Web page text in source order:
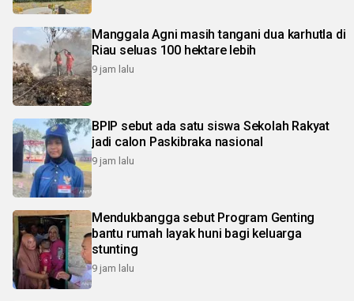
Manggala Agni masih tangani dua karhutla di
Riau seluas 100 hektare lebih
9 jam lalu
BPIP sebut ada satu siswa Sekolah Rakyat
jadi calon Paskibraka nasional
9 jam lalu
Mendukbangga sebut Program Genting
bantu rumah layak huni bagi keluarga
stunting
9 jam lalu